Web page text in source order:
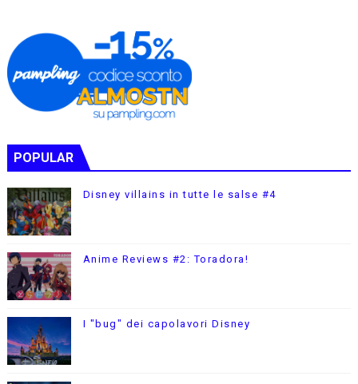
POPULAR
Disney villains in tutte le salse #4
Anime Reviews #2: Toradora!
I "bug" dei capolavori Disney